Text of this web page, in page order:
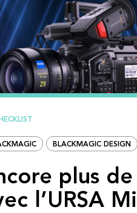
BLACKMAGIC DESIGN
plus
l’URSA